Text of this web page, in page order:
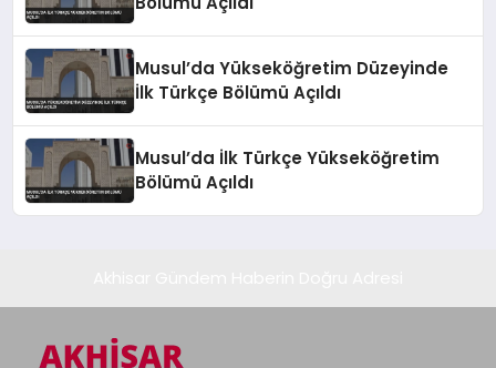
Musul’da Yükseköğretim Düzeyinde
İlk Türkçe Bölümü Açıldı
Musul’da İlk Türkçe Yükseköğretim
Bölümü Açıldı